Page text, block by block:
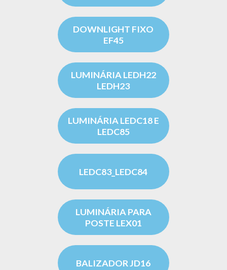
DOWNLIGHT FIXO
EF45
LUMINÁRIA LEDH22
LEDH23
LUMINÁRIA LEDC18 E
LEDC85
LEDC83_LEDC84
LUMINÁRIA PARA
POSTE LEX01
BALIZADOR JD16